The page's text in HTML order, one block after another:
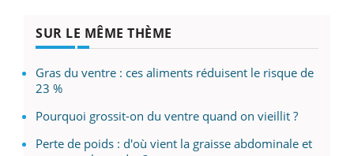
SUR LE MÊME THÈME
Gras du ventre : ces aliments réduisent le risque de
23 %
Pourquoi grossit-on du ventre quand on vieillit ?
Perte de poids : d'où vient la graisse abdominale et